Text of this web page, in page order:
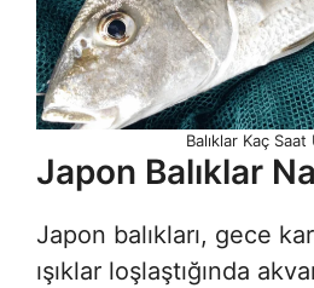
Balıklar Kaç Saat
Japon Balıklar
Japon balıkları, gece
ışıklar loşlaştığında